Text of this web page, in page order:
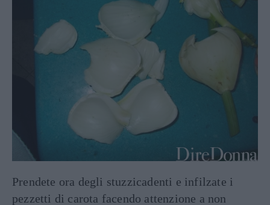
Prendete ora degli stuzzicadenti e infilzate i
pezzetti di carota facendo attenzione a non